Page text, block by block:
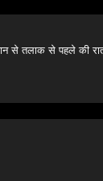
से तलाक से पहले की